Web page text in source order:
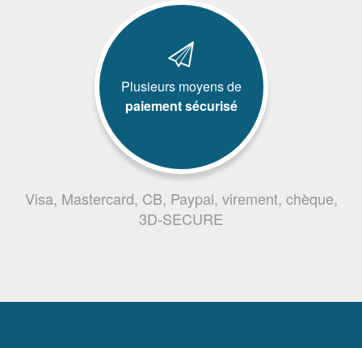
Plusieurs moyens de
paiement sécurisé
Visa, Mastercard, CB, Paypal, virement, chèque,
3D-SECURE